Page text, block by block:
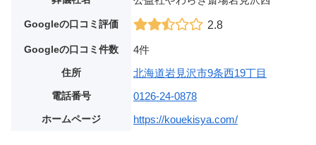
Googleの口コミ評価 2.8
Googleの口コミ件数 4件
住所 北海道岩見沢市9条西19丁目
電話番号 0126-24-0878
ホームページ https://kouekisya.com/